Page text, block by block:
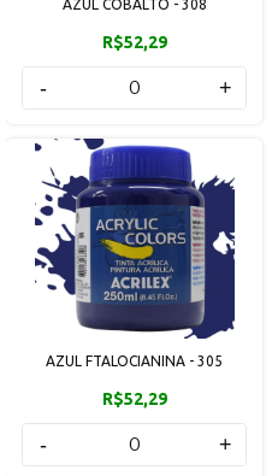
AZUL COBALTO - 308
R$52,29
- +
AZUL FTALOCIANINA - 305
R$52,29
- +